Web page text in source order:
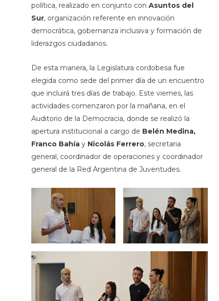
política, realizado en conjunto con Asuntos del
Sur, organización referente en innovación
democrática, gobernanza inclusiva y formación de
liderazgos ciudadanos.
De esta manera, la Legislatura cordobesa fue
elegida como sede del primer día de un encuentro
que incluirá tres días de trabajo. Este viernes, las
actividades comenzaron por la mañana, en el
Auditorio de la Democracia, donde se realizó la
apertura institucional a cargo de Belén Medina,
Franco Bahía yNicolás Ferrero, secretaria
general, coordinador de operaciones y coordinador
general de la Red Argentina de Juventudes.